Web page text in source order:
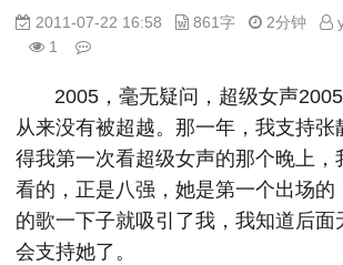
2011-07-22 16:58 861字 2分钟
1
2005，毫无疑问，超级女声2005
从来没有被超越。那一年，我支持张
得我第一次看超级女声的那个晚上，
看的，正是八强，她是第一个出场的
的歌一下子就吸引了我，我知道后面
会支持她了。